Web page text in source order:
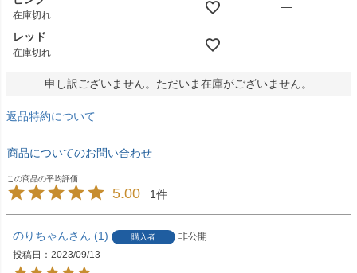
在庫切れ
—
レッド
在庫切れ
—
申し訳ございません。ただいま在庫がございません。
返品特約について
商品についてのお問い合わせ
5.00 1
のりちゃん 1 購入者
非公開
投稿日
2023/09/13